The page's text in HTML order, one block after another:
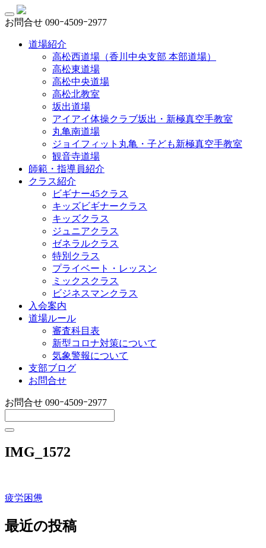
お問合せ 090ｰ4509ｰ2977
道場紹介
高松西道場（香川中央支部 本部道場）
高松東道場
高松中央道場
高松北教室
坂出道場
アイアイ体操クラブ坂出・新極真空手教室
丸亀南道場
ジョイフィット丸亀・子ども新極真空手教室
観音寺道場
師範・指導員紹介
クラス紹介
ビギナー45クラス
キッズビギナークラス
キッズクラス
ジュニアクラス
ゼネラルクラス
特別クラス
プライベート・レッスン
ミックスクラス
ビジネスマンクラス
入会案内
道場ルール
審査科目表
新型コロナ対策について
気象警報について
支部ブログ
お問合せ
お問合せ 090ｰ4509ｰ2977
IMG_1572
投
稿
疲労困憊
最近の投稿